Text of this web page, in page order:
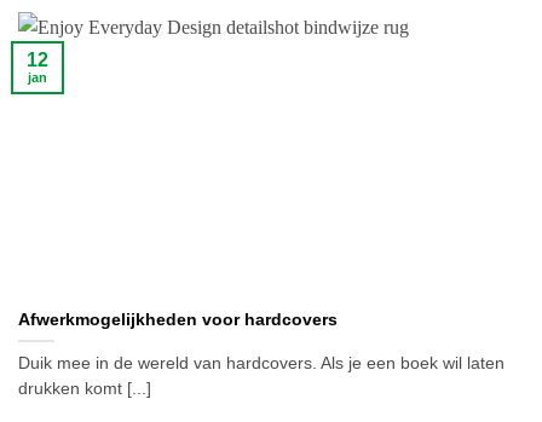
Afwerkmogelijkheden voor hardcovers
Duik mee in de wereld van hardcovers. Als je een boek wil laten
drukken komt [...]
12
jan